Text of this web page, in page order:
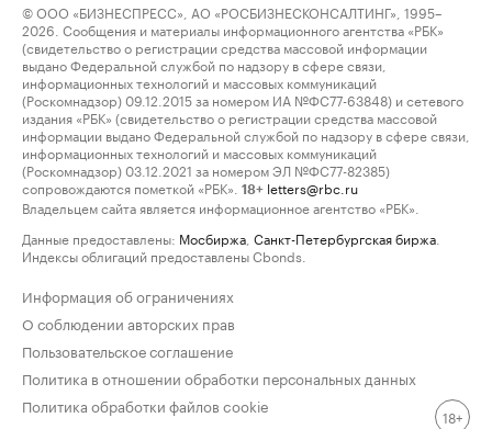
© ООО «БИЗНЕСПРЕСС», АО «РОСБИЗНЕСКОНСАЛТИНГ», 1995–
2026. Сообщения и материалы информационного агентства «РБК»
(свидетельство о регистрации средства массовой информации
выдано Федеральной службой по надзору в сфере связи,
информационных технологий и массовых коммуникаций
(Роскомнадзор) 09.12.2015 за номером ИА №ФС77-63848) и сетевого
издания «РБК» (свидетельство о регистрации средства массовой
информации выдано Федеральной службой по надзору в сфере связи,
информационных технологий и массовых коммуникаций
(Роскомнадзор) 03.12.2021 за номером ЭЛ №ФС77-82385)
сопровождаются пометкой «РБК».
18+ letters@rbc.ru
Владельцем сайта является информационное агентство «РБК».
Данные предоставлены: Мосбиржа Санкт-Петербургская биржа
Индексы облигаций предоставлены Cbonds.
Информация об ограничениях
О соблюдении авторских прав
Пользовательское соглашение
Политика в отношении обработки персональных данных
Политика обработки файлов cookie
18+